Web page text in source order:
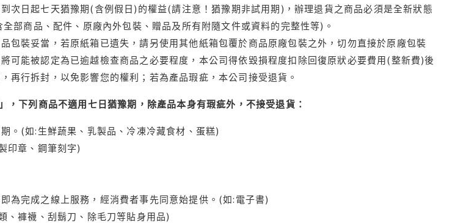
次日起七天猶豫期(含例假日)的權益(請注意！猶豫期非試用期)，辦理退貨之商品必須是全新狀態
部商品、配件、原廠內外包裝、贈品及所有附隨文件或資料的完整性等)。
包裝妥當，若原紙箱已遺失，請另使用其他紙箱包覆於商品原廠包裝之外，切勿直接於原廠包裝
可能被認定為已逾越檢查商品之必要程度，本公司得依毀損程度扣除回復原狀必要費用(整新費)後
再行拆封，以免影響您的權利；若為產品瑕疵，本公司接受退貨。
，下列商品不適用七日猶豫期，除產品本身有瑕疵外，不接受退貨：
。(如:生鮮蔬果、乳製品、冷凍冷藏食材、蛋糕)
印章、鋼筆刻字)
為完成之線上服務，經消費者事先同意始提供。(如:電子書)
、褲襪、刮鬍刀、除毛刀等貼身用品)